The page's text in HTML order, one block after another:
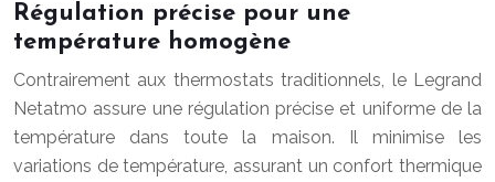
Régulation précise pour une
température homogène
Contrairement aux thermostats traditionnels, le Legrand
Netatmo assure une régulation précise et uniforme de la
température dans toute la maison. Il minimise les
variations de température, assurant un confort thermique